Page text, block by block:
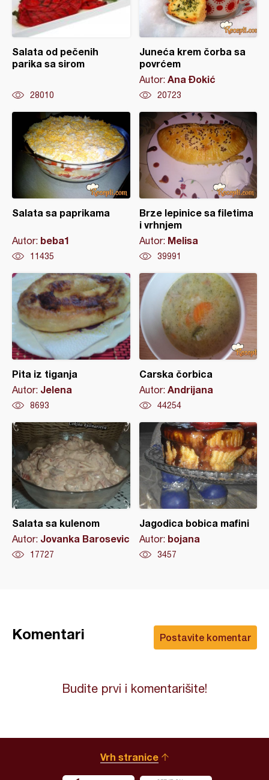
Salata od pečenih
parika sa sirom
28010
Juneća krem čorba sa
povrćem
Autor: Ana Đokić
20723
Salata sa paprikama
Autor: beba1
11435
Brze lepinice sa filetima
i vrhnjem
Autor: Melisa
39991
Pita iz tiganja
Autor: Jelena
8693
Carska čorbica
Autor: Andrijana
44254
Salata sa kulenom
Autor: Jovanka Barosevic
17727
Jagodica bobica mafini
Autor: bojana
3457
Postavite komentar
Komentari
Budite prvi i komentarišite!
Vrh stranice